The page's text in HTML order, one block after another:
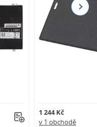
1 244 Kč
v 1 obchodě
Next